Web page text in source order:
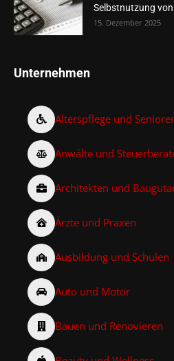
Selbstnutzung
15. Dezember 2025
Unternehmen
Alterspflege und
Anwälte und
Architekten und
Ärzte und Praxen
Ausbildung und Schulen
Auto und Motor
Bauen und Renovieren